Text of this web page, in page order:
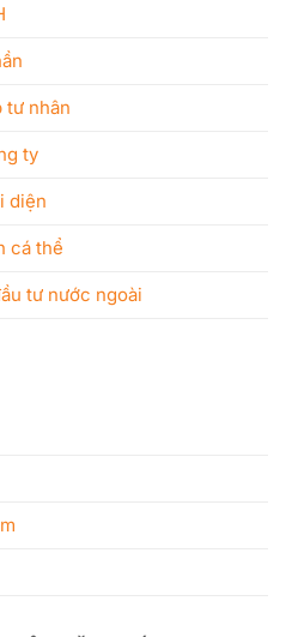
tư nhân
ty
diện
cá thể
tư nước ngoài